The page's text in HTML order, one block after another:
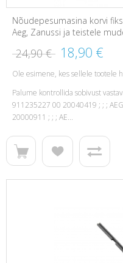
Nõudepesumasina korvi
Aeg, Zanussi ja teistele
24,90 € 18,90 €
Ole esimene, kes sellele tootele
Palume kontrollida sobivust
911235227 00 20040419 ; ; ;
20000911 ; ; ; AE...